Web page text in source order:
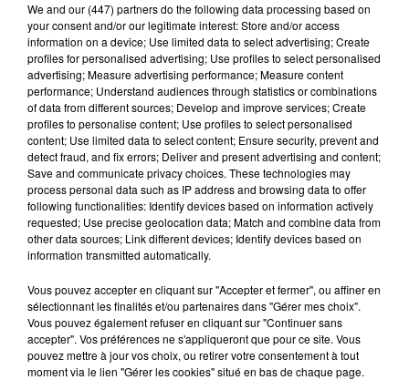
Lecture (1 min 14 sec)
100%
23 avril 2025 - 1 min 14 sec
L'AGENDA DU LOT DU 23/04/2025 À 16H38
We and our (447) partnersdo the following data processing based on
your consent and/or our legitimate interest: Store and/or access
information on a device; Use limited data to select advertising; Create
profiles for personalised advertising; Use profiles to select personalised
advertising; Measure advertising performance; Measure content
performance; Understand audiences through statistics or combinations
of data from different sources; Develop and improve services; Create
profiles to personalise content; Use profiles to select personalised
content; Use limited data to select content; Ensure security, prevent and
detect fraud, and fix errors; Deliver and present advertising and content;
Save and communicate privacy choices. These technologies may
process personal data such as IP address and browsing data to offer
following functionalities: Identify devices based on information actively
requested; Use precise geolocation data; Match and combine data from
other data sources; Link different devices; Identify devices based on
information transmitted automatically.
Vous pouvez accepter en cliquant sur "Accepter et fermer", ou affiner en
sélectionnant les finalités et/ou partenaires dans "Gérer mes choix".
Vous pouvez également refuser en cliquant sur "Continuer sans
accepter". Vos préférences ne s'appliqueront que pour ce site. Vous
pouvez mettre à jour vos choix, ou retirer votre consentement à tout
moment via le lien "Gérer les cookies" situé en bas de chaque page.